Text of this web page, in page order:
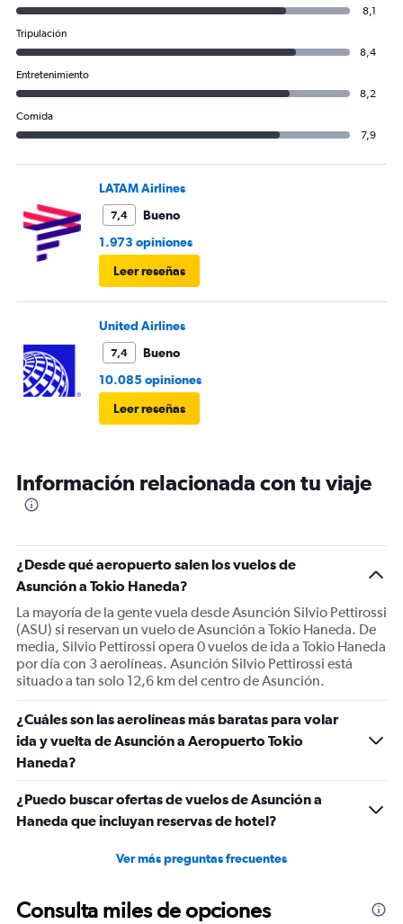
8,1
Tripulación
8,4
Entretenimiento
8,2
Comida
7,9
LATAM Airlines
7,4
Bueno
1.973 opiniones
Leer reseñas
United Airlines
7,4
Bueno
10.085 opiniones
Leer reseñas
Información relacionada con tu viaje
¿Desde qué aeropuerto salen los vuelos de
Asunción a Tokio Haneda?
La mayoría de la gente vuela desde Asunción Silvio Pettirossi
(ASU) si reservan un vuelo de Asunción a Tokio Haneda. De
media, Silvio Pettirossi opera 0 vuelos de ida a Tokio Haneda
por día con 3 aerolíneas. Asunción Silvio Pettirossi está
situado a tan solo 12,6 km del centro de Asunción.
¿Cuáles son las aerolíneas más baratas para volar
ida y vuelta de Asunción a Aeropuerto Tokio
Haneda?
¿Puedo buscar ofertas de vuelos de Asunción a
Haneda que incluyan reservas de hotel?
Ver más preguntas frecuentes
Consulta miles de opciones